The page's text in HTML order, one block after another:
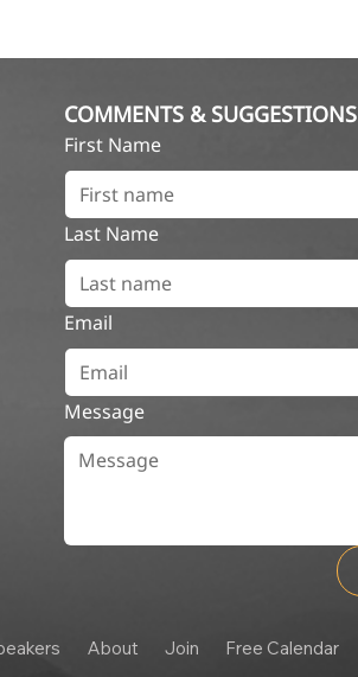
COMMENTS & SUGGESTIONS
First Name
Last Name
Email
Message
About Join Free Calendar